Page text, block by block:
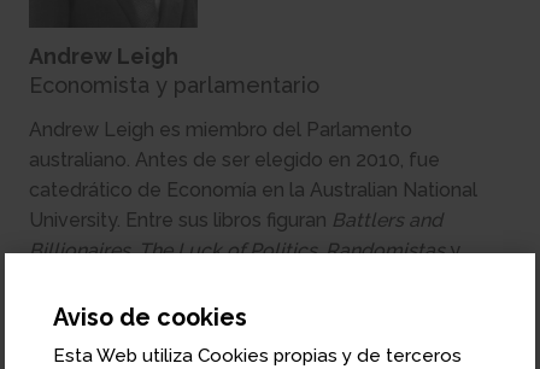
Andrew Leigh
Economista y parlamentario
Andrew Leigh es miembro del Parlamento
australiano. Antes de ser elegido en 2010, fue
catedrático de Economía en la Australian National
University. Entre sus libros figuran Battlers and
Billionaires, The Luck of Politics, Randomistasy
Aviso de cookies
Esta Web utiliza Cookies propias y de terceros